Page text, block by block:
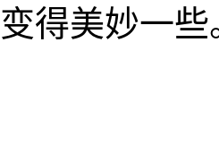
得美妙一些